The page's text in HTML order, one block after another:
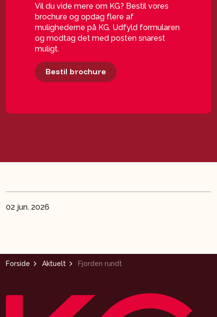
Vil du vide mere om KG? Bestil vores
brochure og opdag flere af
mulighederne på KG. Udfyld formularen
og modtag det med posten snarest
muligt.
Bestil brochure
02 jun. 2026
Forside Aktuelt Fjorden rundt